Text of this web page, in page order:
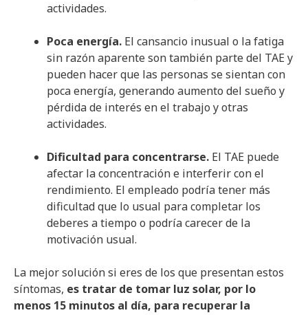
actividades.
Poca energía. El cansancio inusual o la fatiga
sin razón aparente son también parte del TAE y
pueden hacer que las personas se sientan con
poca energía, generando aumento del sueño y
pérdida de interés en el trabajo y otras
actividades.
Dificultad para concentrarse. El TAE puede
afectar la concentración e interferir con el
rendimiento. El empleado podría tener más
dificultad que lo usual para completar los
deberes a tiempo o podría carecer de la
motivación usual.
La mejor solución si eres de los que presentan estos
síntomas, es tratar de tomar luz solar, por lo
menos 15 minutos al día, para recuperar la